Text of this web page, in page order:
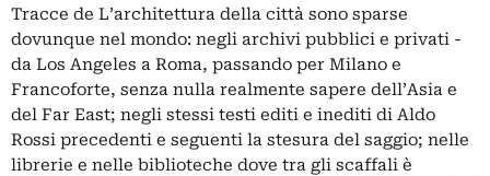
Tracce de L’architettura della città sono sparse
dovunque nel mondo: negli archivi pubblici e privati -
da Los Angeles a Roma, passando per Milano e
Francoforte, senza nulla realmente sapere dell’Asia e
del Far East; negli stessi testi editi e inediti di Aldo
Rossi precedenti e seguenti la stesura del saggio; nelle
librerie e nelle biblioteche dove tra gli scaffali è